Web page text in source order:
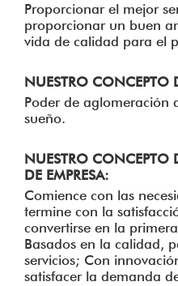
Proporcionar el mejor
proporcionar un buen
vida de calidad para el
NUESTRO CONCEPTO
Poder de aglomeración
sueño.
NUESTRO
DE EMPRESA:
Comience con las
termine con la
convertirse en la
Basados ​​en la calidad,
servicios; Con
satisfacer la demanda